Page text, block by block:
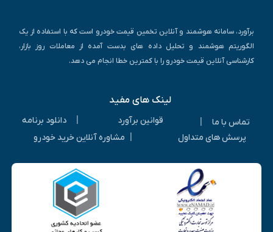
برآورد، سامانه هوشمند و آنلاین تخمین قیمت خودرو است که با استفاده از یک
الگوریتم هوشمند و تحلیل داده های بدست آمده از معاملات روز بازار،
کارشناسی آنلاین قیمت خودرو را با کمترین خطا انجام می دهد.
لینک های مفید
تماس با ما قوانین برآورد
دانلود برنامه
پرسش های متداول
مشاوره آنلاین خرید خودرو